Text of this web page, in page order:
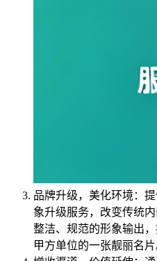
品牌升级，美化环境：
象升级服务，改变传统
整洁、规范的形象输出
甲方单位的一张靓丽名片